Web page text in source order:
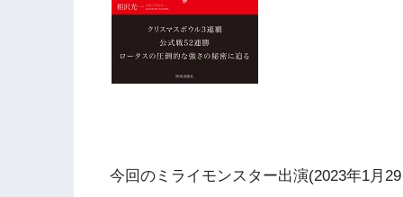
今回のミライモンスター出演(2023年1月